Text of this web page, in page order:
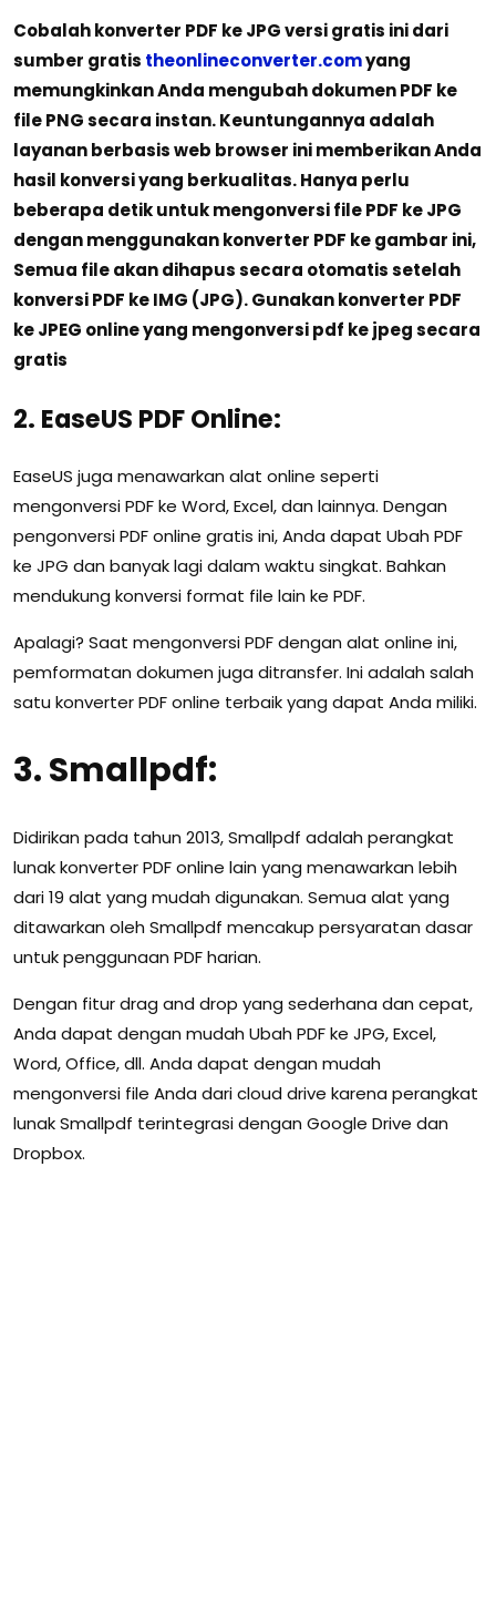
Cobalah konverter PDF ke JPG versi gratis ini dari
sumber gratis theonlineconverter.comyang
memungkinkan Anda mengubah dokumen PDF ke
file PNG secara instan. Keuntungannya adalah
layanan berbasis web browser ini memberikan Anda
hasil konversi yang berkualitas. Hanya perlu
beberapa detik untuk mengonversi file PDF ke JPG
dengan menggunakan konverter PDF ke gambar ini,
Semua file akan dihapus secara otomatis setelah
konversi PDF ke IMG (JPG). Gunakan konverter PDF
ke JPEG online yang mengonversi pdf ke jpeg secara
gratis
2. EaseUS PDF Online:
EaseUS juga menawarkan alat online seperti
mengonversi PDF ke Word, Excel, dan lainnya. Dengan
pengonversi PDF online gratis ini, Anda dapat Ubah PDF
ke JPG dan banyak lagi dalam waktu singkat. Bahkan
mendukung konversi format file lain ke PDF.
Apalagi? Saat mengonversi PDF dengan alat online ini,
pemformatan dokumen juga ditransfer. Ini adalah salah
satu konverter PDF online terbaik yang dapat Anda miliki.
3. Smallpdf:
Didirikan pada tahun 2013, Smallpdf adalah perangkat
lunak konverter PDF online lain yang menawarkan lebih
dari 19 alat yang mudah digunakan. Semua alat yang
ditawarkan oleh Smallpdf mencakup persyaratan dasar
untuk penggunaan PDF harian.
Dengan fitur drag and drop yang sederhana dan cepat,
Anda dapat dengan mudah Ubah PDF ke JPG, Excel,
Word, Office, dll. Anda dapat dengan mudah
mengonversi file Anda dari cloud drive karena perangkat
lunak Smallpdf terintegrasi dengan Google Drive dan
Dropbox.